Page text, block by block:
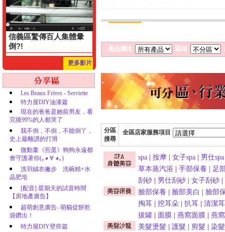
信義區驚傳百人集體暈
倒?!
更多影片
Les Beaux Frères - Serviette
特力屋DIY油漆篇
現在的爸爸是她前男友，看
完後99%的人都哭了
我不倒，不倒，不能倒丫，
史上最離譜的打滑
微動畫《煎蛋》狗狗永遠都
會守護著你(｡◕ ∀ ◕｡)
洗羽絨衣撇步 洗碗精+水
晶肥皂
[配音] 星期天的試音時間
【房地產廣告】
超萌創意廣告- 萌貓從餅乾
袋鑽出！
特力屋DIY壁癌篇
產品屬性 區域
分區
搜尋
全區店家服務項目
spa 按摩 女子spa 男仕spa
草本蒸汽浴
手部保養
足
刮砂
男仕刮砂 女子刮砂
臉部保養
臉部美白
臉部
掏耳
挖耳朵 扒耳
清潔
拔罐
面膜 燕窩面膜
燕
美髮燙髮
護髮 剪髮
染髮